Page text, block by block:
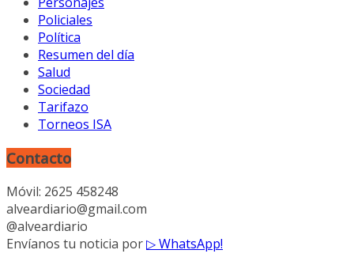
Policiales
Política
Resumen del día
Salud
Sociedad
Tarifazo
Torneos ISA
Contacto
Móvil: 2625 458248
alveardiario@gmail.com
@alveardiario
Envíanos tu noticia por▷ WhatsApp!